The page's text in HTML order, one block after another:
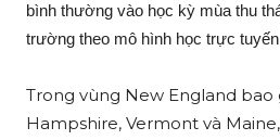
bình thường vào học kỳ mùa thu
trường theo mô hình học trực
Trong vùng New England bao
Hampshire, Vermont và